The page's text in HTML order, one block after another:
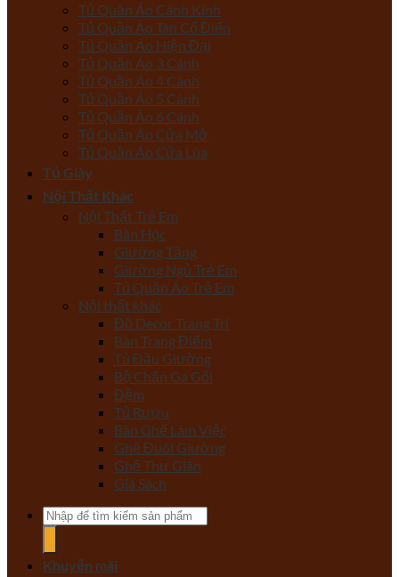
Tủ Quần Áo Cánh Kính
Tủ Quần Áo Tân Cổ Điển
Tủ Quần Áo Hiện Đại
Tủ Quần Áo 3 Cánh
Tủ Quần Áo 4 Cánh
Tủ Quần Áo 5 Cánh
Tủ Quần Áo 6 Cánh
Tủ Quần Áo Cửa Mở
Tủ Quần Áo Cửa Lùa
Tủ Giày
Nội Thất Khác
Nội Thất Trẻ Em
Bàn Học
Giường Tầng
Giường Ngủ Trẻ Em
Tủ Quần Áo Trẻ Em
Nội thất khác
Đồ Decor Trang Trí
Bàn Trang Điểm
Tủ Đầu Giường
Bộ Chăn Ga Gối
Đệm
Tủ Rượu
Bàn Ghế Làm Việc
Ghế Đuôi Giường
Ghế Thư Giãn
Giá Sách
Tìm
kiếm:
Khuyến mãi